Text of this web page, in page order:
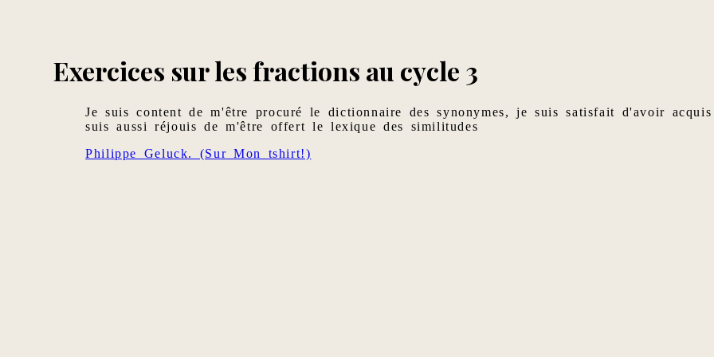
Exercices sur les fractions au cycle 3
Je suis content de m'être procuré le dictionnaire des synonymes, je suis satisfait d'avoir
suis aussi réjouis de m'être offert le lexique des similitudes
Philippe Geluck. (Sur Mon tshirt!)